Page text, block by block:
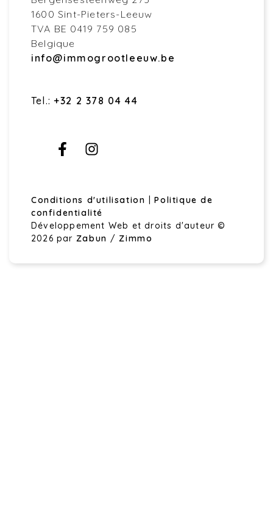
1600 Sint-Pieters-Leeuw
TVA BE 0419 759 085
Belgique
info@immogrootleeuw.be
Tel.: +32 2 378 04 44
Conditions d'utilisation |Politique de
confidentialité
Développement Web et droits d'auteur ©
2026 par Zabun /Zimmo